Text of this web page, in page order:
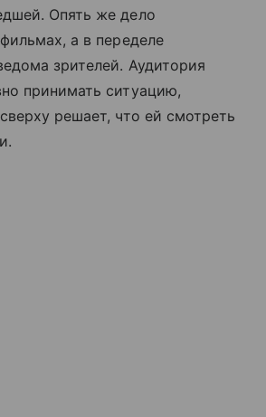
Опять же дело
а в переделе
зрителей. Аудитория
принимать ситуацию,
решает, что ей смотреть